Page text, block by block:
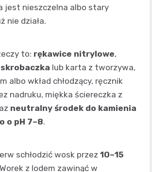
jest nieszczelna albo stary
nie działa.
to: rękawice nitrylowe,
lub karta z tworzywa,
albo wkład chłodzący, ręcznik
nadruku, miękka ściereczka z
neutralny środek do kamienia
o pH 7–8.
schłodzić wosk przez 10–15
z lodem zawinąć w